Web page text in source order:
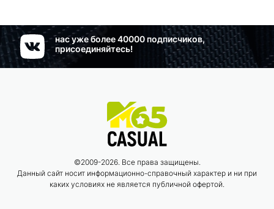
нас уже более 40000 подписчиков,
присоединяйтесь!
©2009-2026. Все права защищены.
Данный сайт носит информационно-справочный характер и ни при
каких условиях не является публичной офертой.